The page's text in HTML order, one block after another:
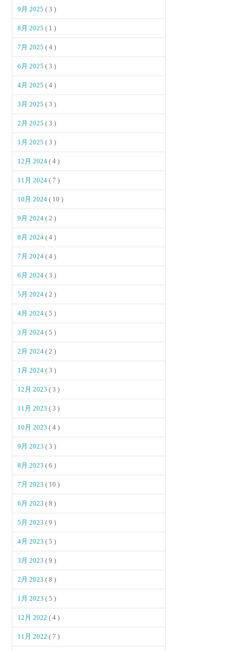
9月 2025( 3 )
8月 2025( 1 )
7月 2025( 4 )
6月 2025( 3 )
4月 2025( 4 )
3月 2025( 3 )
2月 2025( 3 )
1月 2025( 3 )
12月 2024( 4 )
11月 2024( 7 )
10月 2024( 10 )
9月 2024( 2 )
8月 2024( 4 )
7月 2024( 4 )
6月 2024( 3 )
5月 2024( 2 )
4月 2024( 5 )
3月 2024( 5 )
2月 2024( 2 )
1月 2024( 3 )
12月 2023( 3 )
11月 2023( 3 )
10月 2023( 4 )
9月 2023( 3 )
8月 2023( 6 )
7月 2023( 10 )
6月 2023( 8 )
5月 2023( 9 )
4月 2023( 5 )
3月 2023( 9 )
2月 2023( 8 )
1月 2023( 5 )
12月 2022( 4 )
11月 2022( 7 )